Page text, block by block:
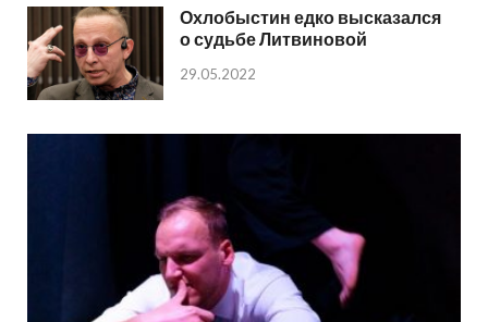
Охлобыстин едко высказался
о судьбе Литвиновой
29.05.2022